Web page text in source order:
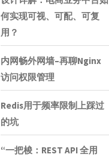
何实现可视、可配、可复
用？
内网畅外网墙–再聊Nginx
访问权限管理
Redis用于频率限制上踩过
的坑
“一把梭：REST API 全用